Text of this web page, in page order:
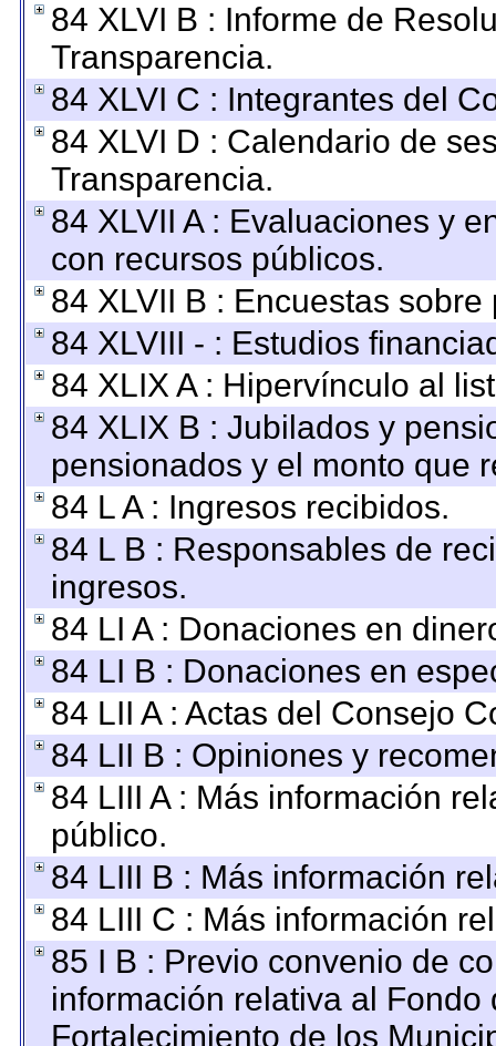
84 XLVI B : Informe de
Transparencia.
84 XLVI C : Integrantes del
84 XLVI D : Calendario de
Transparencia.
84 XLVII A : Evaluaciones y
con recursos públicos.
84 XLVII B : Encuestas sobre
84 XLVIII - : Estudios
84 XLIX A : Hipervínculo al
84 XLIX B : Jubilados y
pensionados y el monto que
84 L A : Ingresos recibidos.
84 L B : Responsables de
ingresos.
84 LI A : Donaciones en
84 LI B : Donaciones en
84 LII A : Actas del Consejo
84 LII B : Opiniones y
84 LIII A : Más información
público.
84 LIII B : Más información
84 LIII C : Más información
85 I B : Previo convenio de
información relativa al
Fortalecimiento de los